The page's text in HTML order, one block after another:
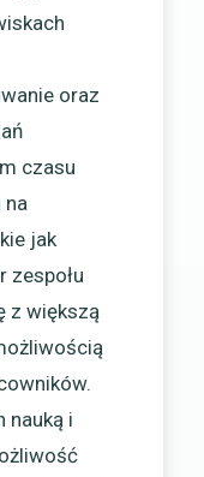
oraz
czasu
jak
zespołu
z większą
nauką i